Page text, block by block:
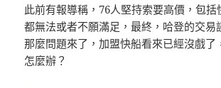
此前有報導稱，76人堅持索要高價，包
都無法或者不願滿足，最終，哈登的交易
那麼問題來了，加盟快船看來已經沒戲了
怎麼辦？